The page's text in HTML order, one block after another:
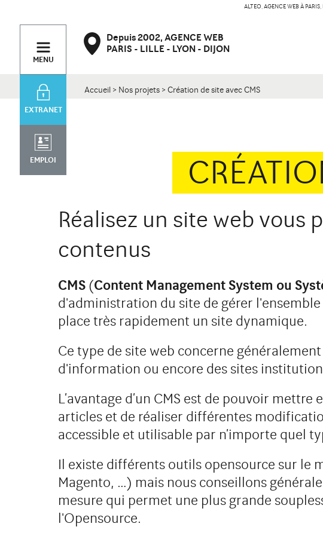
ALTEO, AGENCE WEB À
Depuis 2002, AGENCE WEB
PARIS
LILLE LYON DIJON
MENU
EXTRANET
EMPLOI
34 rue Desaix
75015 Paris
47 bd de Courcelles
75008 Paris
134
Accueil > Nos projets > Création de site avec CMS
Réalisez un site web
contenus
CMS (Content Management System ou
d'administration du site de gérer
place très rapidement un site dynamique.
Ce type de site web concerne
d'information ou encore des sites
L’avantage d’un CMS est de pouvoir
articles et de réaliser différentes
accessible et utilisable par n’importe quel
Il existe différents outils opensource sur le
Magento, …) mais nous conseillons
mesure qui permet une plus grande
l'Opensource.